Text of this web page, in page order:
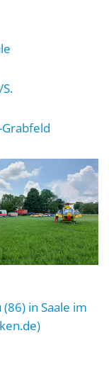
Grabfeld
in Saale im